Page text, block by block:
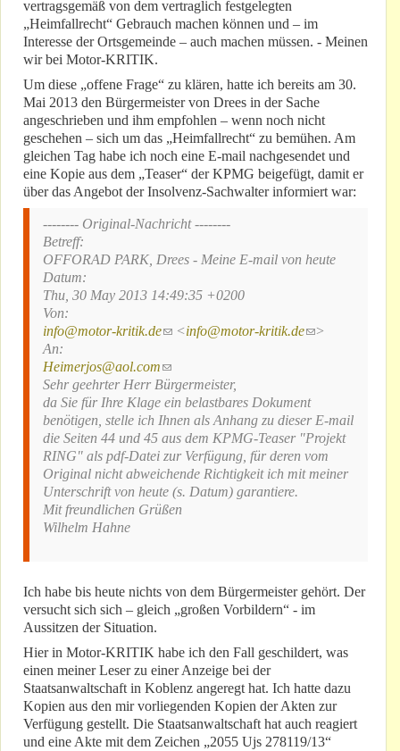
vertragsgemäß von dem vertraglich festgelegten
„Heimfallrecht“ Gebrauch machen können und – im
Interesse der Ortsgemeinde – auch machen müssen. - Meinen
wir bei Motor-KRITIK.
Um diese „offene Frage“ zu klären, hatte ich bereits am 30.
Mai 2013 den Bürgermeister von Drees in der Sache
angeschrieben und ihm empfohlen – wenn noch nicht
geschehen – sich um das „Heimfallrecht“ zu bemühen. Am
gleichen Tag habe ich noch eine E-mail nachgesendet und
eine Kopie aus dem „Teaser“ der KPMG beigefügt, damit er
über das Angebot der Insolvenz-Sachwalter informiert war:
-------- Original-Nachricht --------
Betreff:
OFFORAD PARK, Drees - Meine E-mail von heute
Datum:
Thu, 30 May 2013 14:49:35 +0200
Von:
info@motor-kritik.de(link sends e-mail)
<info@motor-kritik.de(link sends e-
>
An:
Heimerjos@aol.com(link sends e-mail)
Sehr geehrter Herr Bürgermeister,
da Sie für Ihre Klage ein belastbares Dokument
benötigen, stelle ich Ihnen als Anhang zu dieser E-mail
die Seiten 44 und 45 aus dem KPMG-Teaser "Projekt
RING" als pdf-Datei zur Verfügung, für deren vom
Original nicht abweichende Richtigkeit ich mit meiner
Unterschrift von heute (s. Datum) garantiere.
Mit freundlichen Grüßen
Wilhelm Hahne
Ich habe bis heute nichts von dem Bürgermeister gehört. Der
versucht sich sich – gleich „großen Vorbildern“ - im
Aussitzen der Situation.
Hier in Motor-KRITIK habe ich den Fall geschildert, was
einen meiner Leser zu einer Anzeige bei der
Staatsanwaltschaft in Koblenz angeregt hat. Ich hatte dazu
Kopien aus den mir vorliegenden Kopien der Akten zur
Verfügung gestellt. Die Staatsanwaltschaft hat auch reagiert
und eine Akte mit dem Zeichen „2055 Ujs 278119/13“